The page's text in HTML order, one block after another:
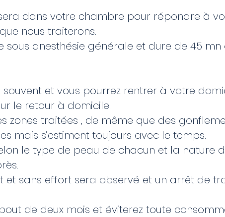
dans votre chambre pour répondre à
nous traiterons.
sous anesthésie générale et dure de 45
et vous pourrez rentrer à votre
le retour à domicile.
zones traitées , de même que des
mais s’estiment toujours avec le temps.
le type de peau de chacun et la nature
sans effort sera observé et un arrêt de
de deux mois et éviterez toute